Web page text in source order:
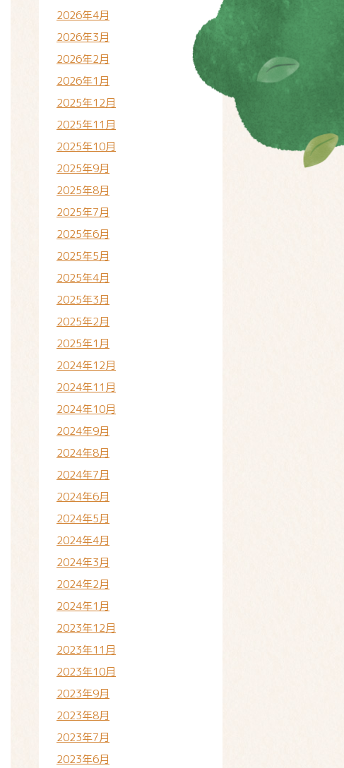
2026年4月
2026年3月
2026年2月
2026年1月
2025年12月
2025年11月
2025年10月
2025年9月
2025年8月
2025年7月
2025年6月
2025年5月
2025年4月
2025年3月
2025年2月
2025年1月
2024年12月
2024年11月
2024年10月
2024年9月
2024年8月
2024年7月
2024年6月
2024年5月
2024年4月
2024年3月
2024年2月
2024年1月
2023年12月
2023年11月
2023年10月
2023年9月
2023年8月
2023年7月
2023年6月